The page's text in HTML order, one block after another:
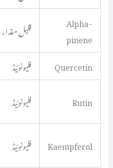
Alpha-
pinene
قلیل مقدار
Quercetin
فلیونوئیڈ
Rutin
فلیونوئیڈ
Kaempferol
فلیونوئیڈ